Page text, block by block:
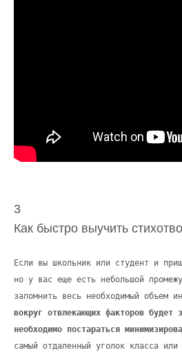
3
Как быстро выучить
Если вы школьник или студент и
но у вас еще есть небольшой
запомнить весь необходимый объем
вокруг отвлекающих факторов будет
необходимо постараться
самый отдаленный уголок класса